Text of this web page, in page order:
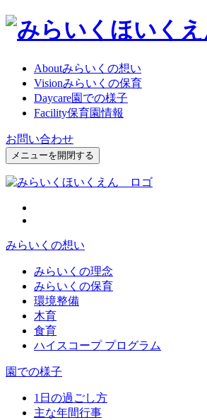
Aboutみらいくの想い
Visionみらいくの保育
Daycare園での様子
Facility保育園情報
お問い合わせ
メニューを開閉する
みらいくの想い
みらいくの理念
みらいくの保育
環境整備
木育
食育
ハイスコープ プログラム
園での様子
1日の過ごし方
主な年間行事